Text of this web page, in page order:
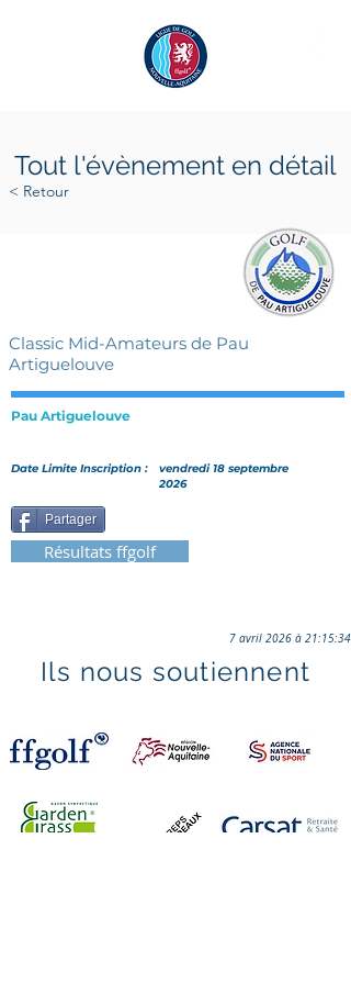
Tout l'évènement en détail
< Retour
Classic Mid-Amateurs de Pau
Artiguelouve
Pau Artiguelouve
Date Limite Inscription :
vendredi 18 septembre
2026
Partager
Résultats ffgolf
7 avril 2026 à 21:15:34
Ils nous soutiennent